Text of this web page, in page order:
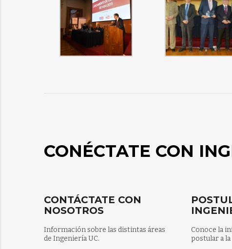
CONÉCTATE CON
CONTÁCTATE CON
NOSOTROS
Información sobre las distintas áreas
de Ingeniería UC.
Conoce la
postular a